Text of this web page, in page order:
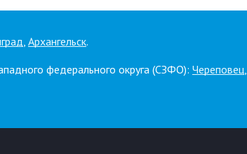
, Архангельск.
федерального округа (СЗФО): Череповец,